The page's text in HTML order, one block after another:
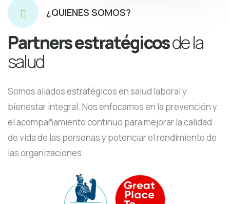
¿QUIENES SOMOS?
Partners estratégicosde la
salud
Somos aliados estratégicos en salud laboral y
bienestar integral. Nos enfocamos en la prevención y
el acompañamiento continuo para mejorar la calidad
de vida de las personas y potenciar el rendimiento de
las organizaciones.